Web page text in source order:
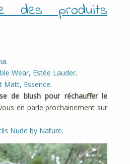
des produits
.
Wear, Estée Lauder.
Matt, Essence.
de blush pour réchauffer le
en parle prochainement sur
Nude by Nature.